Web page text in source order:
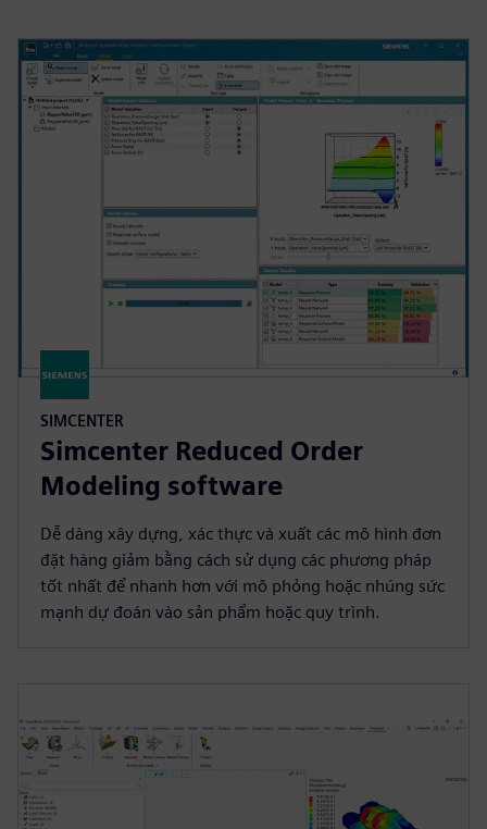
SIMCENTER
Simcenter Reduced Order
Modeling software
Dễ dàng xây dựng, xác thực và xuất các mô hình đơn
đặt hàng giảm bằng cách sử dụng các phương pháp
tốt nhất để nhanh hơn với mô phỏng hoặc nhúng sức
mạnh dự đoán vào sản phẩm hoặc quy trình.